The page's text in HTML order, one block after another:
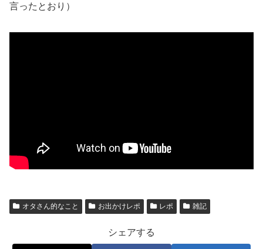
言ったとおり）
オタさん的なこと お出かけレポ レポ 雑記
シェアする